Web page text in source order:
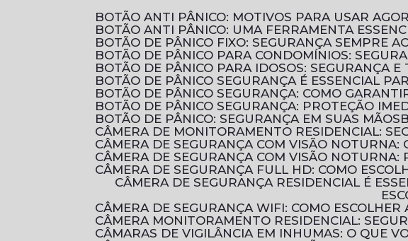
BOTÃO ANTI PÂNICO: MOTIVOS PARA USAR
BOTÃO ANTI PÂNICO: UMA FERRAMENTA
BOTÃO DE PÂNICO FIXO: SEGURANÇA SEMPRE
BOTÃO DE PÂNICO PARA CONDOMÍNIOS:
BOTÃO DE PÂNICO PARA IDOSOS: SEGURANÇA
BOTÃO DE PÂNICO SEGURANÇA É ESSENCIAL
BOTÃO DE PÂNICO SEGURANÇA: COMO
BOTÃO DE PÂNICO SEGURANÇA: PROTEÇÃO
BOTÃO DE PÂNICO: SEGURANÇA EM SUAS MÃOS
CÂMERA DE MONITORAMENTO RESIDENCIAL:
CÂMERA DE SEGURANÇA COM VISÃO
CÂMERA DE SEGURANÇA COM VISÃO
CÂMERA DE SEGURANÇA FULL HD: COMO
CÂMERA DE SEGURANÇA RESIDENCIAL É ESSENCIAL PARA PROTEGER SUA CASA E SUA FAMÍLIA. DESCUBRA COMO
CÂMERA DE SEGURANÇA WIFI: COMO
CÂMERA MONITORAMENTO RESIDENCIAL:
CÂMARAS DE VIGILÂNCIA EM INHUMAS: O QUE